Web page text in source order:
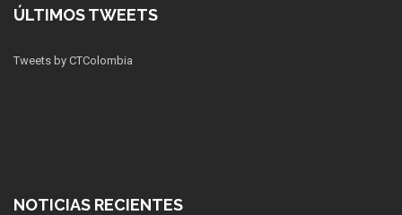
ÚLTIMOS TWEETS
Tweets by CTColombia
NOTICIAS RECIENTES